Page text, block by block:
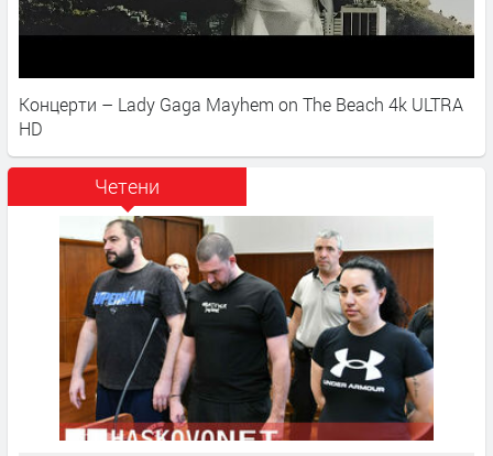
Концерти – Lady Gaga Mayhem on The Beach 4k ULTRA
HD
Четени